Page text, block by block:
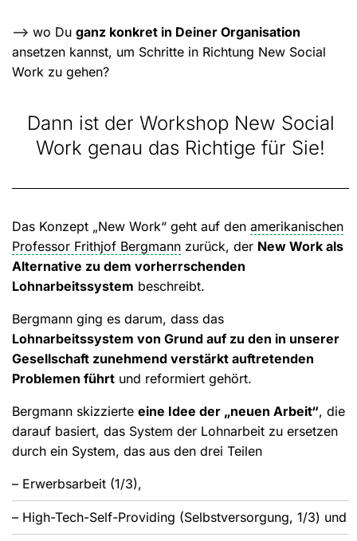
–> wo Du ganz konkret in Deiner Organisation
ansetzen kannst, um Schritte in Richtung New Social
Work zu gehen?
Dann ist der Workshop New Social
Work genau das Richtige für Sie!
Das Konzept „New Work“ geht auf den amerikanischen
Professor Frithjof Bergmann zurück, der New Work als
Alternative zu dem vorherrschenden
Lohnarbeitssystem beschreibt.
Bergmann ging es darum, dass das
Lohnarbeitssystem von Grund auf zu den in unserer
Gesellschaft zunehmend verstärkt auftretenden
Problemen führt und reformiert gehört.
Bergmann skizzierte eine Idee der „neuen Arbeit“, die
darauf basiert, das System der Lohnarbeit zu ersetzen
durch ein System, das aus den drei Teilen
– Erwerbsarbeit (1/3),
– High-Tech-Self-Providing (Selbstversorgung, 1/3) und